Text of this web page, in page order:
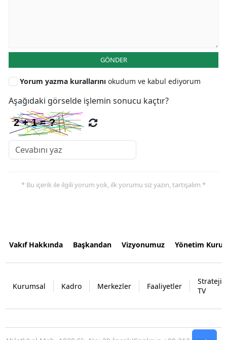
GÖNDER
Yorum yazma kurallarını okudum ve kabul ediyorum
Aşağıdaki görselde işlemin sonucu kaçtır?
* Bu içerik ile ilgili yorum yok, ilk yorumu siz yazın, tartışalım *
Vakıf Hakkında Başkandan Vizyonumuz Yönetim
Kurumsal Kadro Merkezler Faaliyetler
Strateji
TV